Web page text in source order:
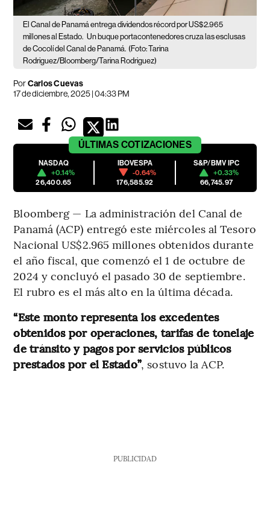
El Canal de Panamá entrega dividendos récord por US$2.965
millones al Estado. Un buque portacontenedores cruza las esclusas
de Cocolí del Canal de Panamá. (Foto: Tarina
Rodriguez/Bloomberg/Tarina Rodriguez)
PorCarlos Cuevas
17 de diciembre, 2025 | 04:33 PM
ÚLTIMAS COTIZACIONES
NASDAQ
+0.14%
26,400.65
IBOVESPA
-0.64%
176,585.92
S&P/BMV IPC
+0.33%
66,745.97
Bloomberg — La administración del Canal de
Panamá (ACP) entregó este miércoles al Tesoro
Nacional US$2.965 millones obtenidos durante
el año fiscal, que comenzó el 1 de octubre de
2024 y concluyó el pasado 30 de septiembre.
El rubro es el más alto en la última década.
“Este monto representa los excedentes
obtenidos por operaciones, tarifas de tonelaje
de tránsito y pagos por servicios públicos
prestados por el Estado”, sostuvo la ACP.
PUBLICIDAD